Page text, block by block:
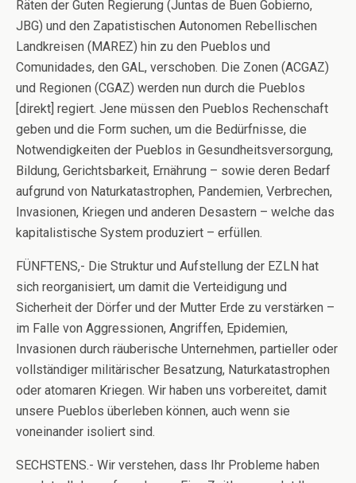
Räten der Guten Regierung (Juntas de Buen Gobierno,
JBG) und den Zapatistischen Autonomen Rebellischen
Landkreisen (MAREZ) hin zu den Pueblos und
Comunidades, den GAL, verschoben. Die Zonen (ACGAZ)
und Regionen (CGAZ) werden nun durch die Pueblos
[direkt] regiert. Jene müssen den Pueblos Rechenschaft
geben und die Form suchen, um die Bedürfnisse, die
Notwendigkeiten der Pueblos in Gesundheitsversorgung,
Bildung, Gerichtsbarkeit, Ernährung – sowie deren Bedarf
aufgrund von Naturkatastrophen, Pandemien, Verbrechen,
Invasionen, Kriegen und anderen Desastern – welche das
kapitalistische System produziert – erfüllen.
FÜNFTENS,- Die Struktur und Aufstellung der EZLN hat
sich reorganisiert, um damit die Verteidigung und
Sicherheit der Dörfer und der Mutter Erde zu verstärken –
im Falle von Aggressionen, Angriffen, Epidemien,
Invasionen durch räuberische Unternehmen, partieller oder
vollständiger militärischer Besatzung, Naturkatastrophen
oder atomaren Kriegen. Wir haben uns vorbereitet, damit
unsere Pueblos überleben können, auch wenn sie
voneinander isoliert sind.
SECHSTENS.- Wir verstehen, dass Ihr Probleme haben